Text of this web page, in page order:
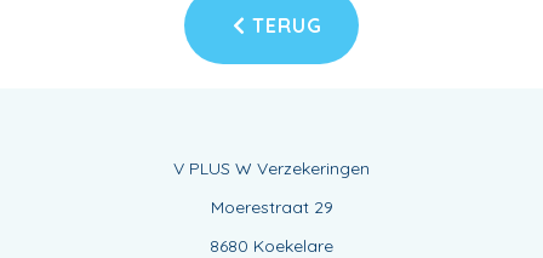
TERUG
V PLUS W Verzekeringen
Moerestraat 29
8680 Koekelare